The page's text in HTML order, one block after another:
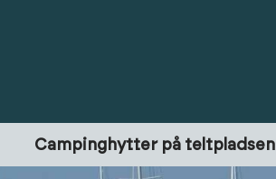
Campinghytter på teltpladsen